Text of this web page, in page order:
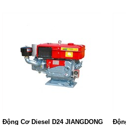
Động Cơ Diesel D24 JIANGDONG